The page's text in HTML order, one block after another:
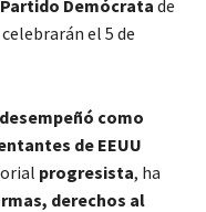
Demócrata de
el 5 de
desempeñó como
de EEUU
progresista, ha
derechos al